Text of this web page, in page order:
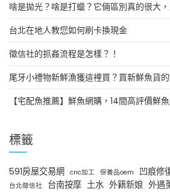
啥是拋光？啥是打蠟？它倆區別真的很大
台北在地人教您如何刷卡換現金
徵信社的抓姦流程是怎樣？！
尾牙小禮物新鮮漁獲這裡買？買新鮮魚貨
【宅配魚推薦】鮮魚網購，14間高評價鮮
標籤
591房屋交易網 cnc加工 保養品oem 凹痕修
台北徵信社
台南按摩 土水 外籍新娘 外遇